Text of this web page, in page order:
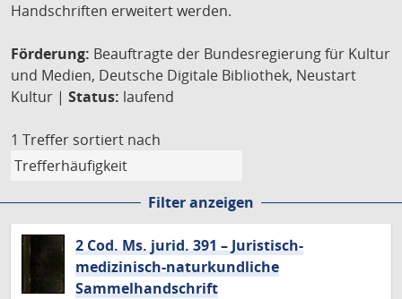
Handschriften erweitert werden.
Förderung: Beauftragte der Bundesregierung für Kultur
und Medien, Deutsche Digitale Bibliothek, Neustart
Kultur | Status: laufend
1 Treffer sortiert nach
Filter anzeigen
2 Cod. Ms. jurid. 391 – Juristisch-
medizinisch-naturkundliche
Sammelhandschrift